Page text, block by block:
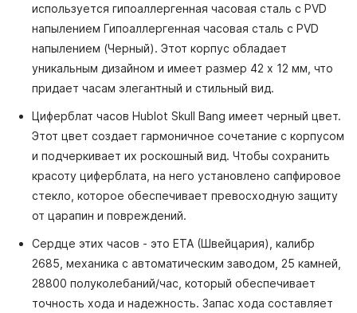
используется гипоаллергенная часовая сталь с PVD
напылением Гипоаллергенная часовая сталь с PVD
напылением (Черный). Этот корпус обладает
уникальным дизайном и имеет размер 42 x 12 мм, что
придает часам элегантный и стильный вид.
Циферблат часов Hublot Skull Bang имеет черный цвет.
Этот цвет создает гармоничное сочетание с корпусом
и подчеркивает их роскошный вид. Чтобы сохранить
красоту циферблата, на него установлено сапфировое
стекло, которое обеспечивает превосходную защиту
от царапин и повреждений.
Сердце этих часов - это ETA (Швейцария), калибр
2685, механика с автоматическим заводом, 25 камней,
28800 полуколебаний/час, который обеспечивает
точность хода и надежность. Запас хода составляет